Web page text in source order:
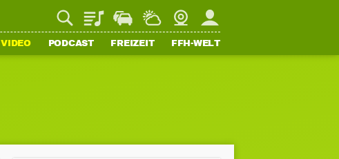
PlaylistStaupilotWetterWebcamMein FFH
VIDEO PODCAST FREIZEIT FFH-WELT